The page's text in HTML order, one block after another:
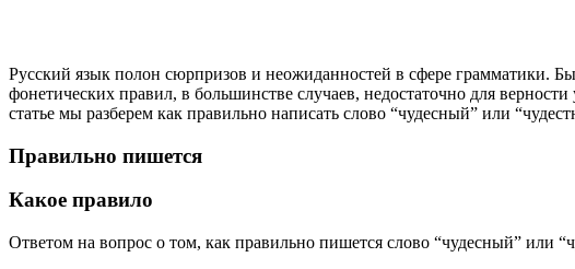
Русский язык полон сюрпризов и неожиданностей в сфере грамматики.
фонетических правил, в большинстве случаев, недостаточно для
статье мы разберем как правильно написать слово “чудесный” или
Правильно пишется
Какое правило
Ответом на вопрос о том, как правильно пишется слово “чудесный” или